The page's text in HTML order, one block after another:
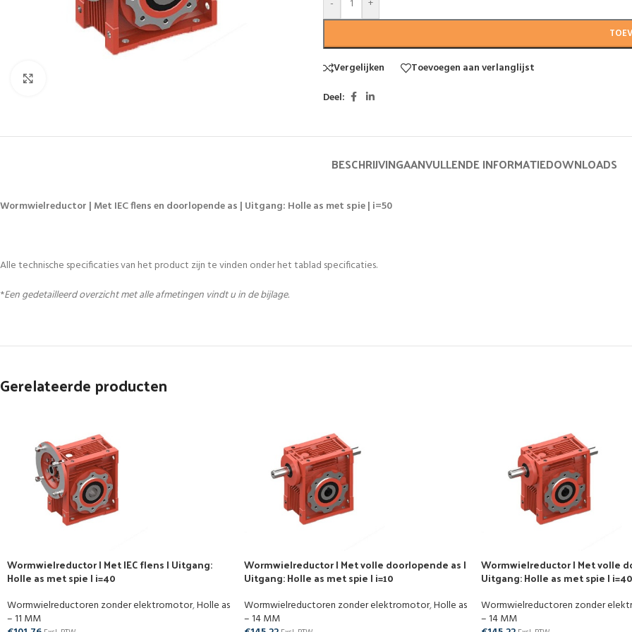
- +
Vergelijken
Toevoegen aan verlanglijst
Deel:
BESCHRIJVINGAANVULLENDE INFORMATIEDOWNLOADS
Wormwielreductor | Met IEC flens en doorlopende as | Uitgang: Holle as met spie | i=50
Alle technische specificaties van het product zijn te vinden onder het tablad specificaties.
*Een gedetailleerd overzicht met alle afmetingen vindt u in de bijlage.
Gerelateerde producten
Wormwielreductor | Met IEC flens | Uitgang:
Holle as met spie | i=40
Wormwielreductoren zonder elektromotor,Holle as
– 11 MM
Wormwielreductor | Met volle doorlopende as |
Uitgang: Holle as met spie | i=10
Wormwielreductoren zonder elektromotor,Holle as
– 14 MM
Wormwielreductor | Met volle
Uitgang: Holle as met spie | i=40
Wormwielreductoren zonder
– 14 MM